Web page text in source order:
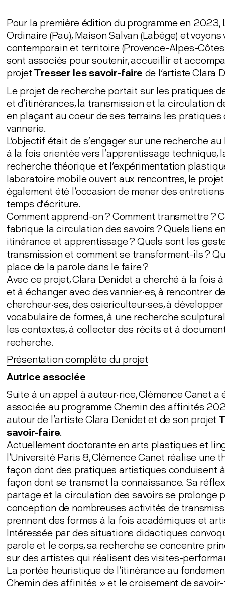
Pour la première édition du programme en 2023,
Ordinaire (Pau), Maison Salvan (Labège) et voyons
contemporain et territoire (Provence-Alpes-Côtes
sont associés pour soutenir, accueillir et
projetTresser les savoir-faire de l'artisteClara
Le projet de recherche portait sur les pratiques
et d’itinérances, la transmission et la circulation
en plaçant au coeur de ses terrains les pratiques
vannerie.
L’objectif était de s’engager sur une recherche au
à la fois orientée vers l’apprentissage technique,
recherche théorique et l'expérimentation
laboratoire mobile ouvert aux rencontres, le
également été l'occasion de mener des
temps d’écriture.
Comment apprend-on ? Comment transmettre ?
fabrique la circulation des savoirs ? Quels liens
itinérance et apprentissage ? Quels sont les
transmission et comment se transforment-ils ?
place de la parole dans le faire ?
Avec ce projet, Clara Denidet a cherché à la fois
et à échanger avec des vannier·es, à rencontrer
chercheur·ses, des osiericulteur·ses, à
vocabulaire de formes, à une recherche
les contextes, à collecter des récits et à
recherche.
Présentation complète du projet
Autrice associée
Suite à un appel à auteur·rice, Clémence Canet a
associée au programme Chemin des affinités
autour de l’artiste Clara Denidet et de son projet
savoir-faire.
Actuellement doctorante en arts plastiques et
l'Université Paris 8, Clémence Canet réalise une
façon dont des pratiques artistiques conduisent
façon dont se transmet la connaissance. Sa
partage et la circulation des savoirs se prolonge
conception de nombreuses activités de
prennent des formes à la fois académiques et
Intéressée par des situations didactiques
parole et le corps, sa recherche se concentre
sur des artistes qui réalisent des visites-
La portée heuristique de l'itinérance au
Chemin des affinités » et le croisement de